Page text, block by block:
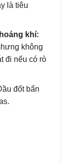
là tiêu
khí:
không
đi nếu có rò
đốt bẩn